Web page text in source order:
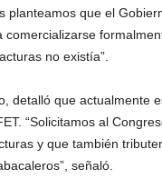
planteamos que el
comercializarse
no existía”.
detalló que actualmente
“Solicitamos al
y que también
señaló.